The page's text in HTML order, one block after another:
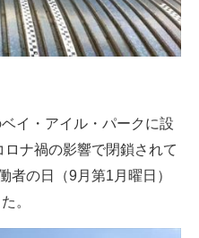
イ・アイル・パークに設
ナ禍の影響で閉鎖されて
者の日（9月第1月曜日）
。